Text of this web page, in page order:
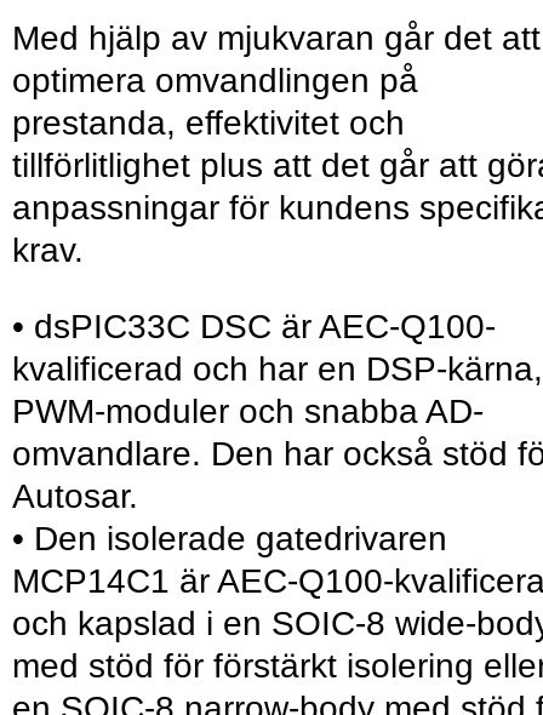
Med hjälp av mjukvaran går det att
optimera omvandlingen på
prestanda, effektivitet och
tillförlitlighet plus att det går att
anpassningar för kundens
krav.
• dsPIC33C DSC är AEC-Q100-
kvalificerad och har en DSP-kärna,
PWM-moduler och snabba AD-
omvandlare. Den har också stöd
Autosar.
• Den isolerade gatedrivaren
MCP14C1 är AEC-Q100-
och kapslad i en SOIC-8 wide-
med stöd för förstärkt isolering